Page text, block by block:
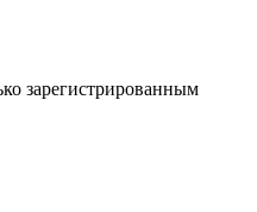
зарегистрированным